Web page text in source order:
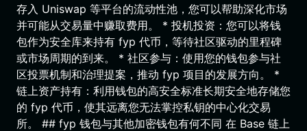
存入 Uniswap 等平台的流动性池，您可以帮助深化市场
并可能从交易量中赚取费用。 * 投机投资：您可以将钱
包作为安全库来持有 fyp 代币，等待社区驱动的里程碑
或市场周期的到来。 * 社区参与：使用您的钱包参与社
区投票机制和治理提案，推动 fyp 项目的发展方向。 *
链上资产持有：利用钱包的高安全标准长期安全地存储您
的 fyp 代币，使其远离您无法掌控私钥的中心化交易
所。 ## fyp 钱包与其他加密钱包有何不同 在 Base 链上